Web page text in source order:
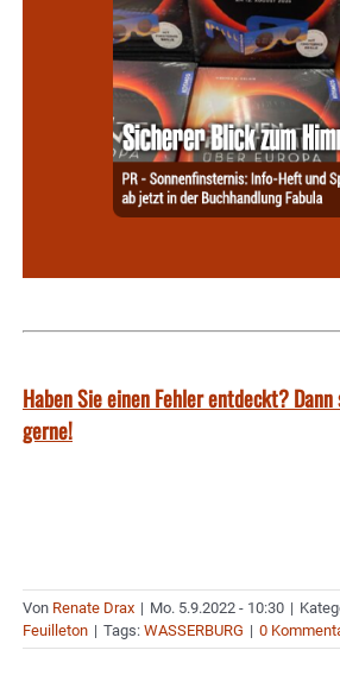
Haben Sie einen Fehler entdeckt?
gerne!
Von Renate Drax | Mo. 5.9.2022 - 10:30 |
Feuilleton | Tags: WASSERBURG | 0